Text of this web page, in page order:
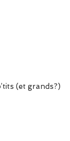
(et grands?)